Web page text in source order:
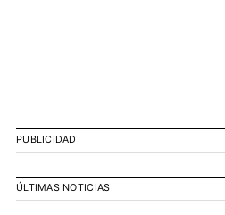
PUBLICIDAD
ÚLTIMAS NOTICIAS